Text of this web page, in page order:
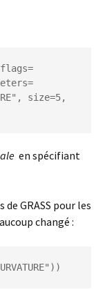
flags=
size=5,
en spécifiant
GRASS pour les
changé :